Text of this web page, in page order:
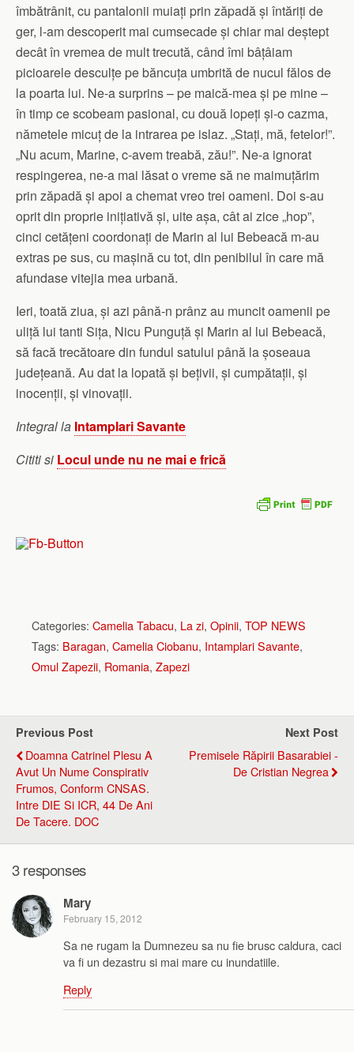
îmbătrânit, cu pantalonii muiați prin zăpadă și întăriți de
ger, l-am descoperit mai cumsecade și chiar mai deștept
decât în vremea de mult trecută, când îmi bâțâiam
picioarele desculțe pe băncuța umbrită de nucul fălos de
la poarta lui. Ne-a surprins – pe maică-mea și pe mine –
în timp ce scobeam pasional, cu două lopeți și-o cazma,
nămetele micuț de la intrarea pe islaz. „Stați, mă, fetelor!”.
„Nu acum, Marine, c-avem treabă, zău!”. Ne-a ignorat
respingerea, ne-a mai lăsat o vreme să ne maimuțărim
prin zăpadă și apoi a chemat vreo trei oameni. Doi s-au
oprit din proprie inițiativă și, uite așa, cât ai zice „hop”,
cinci cetățeni coordonați de Marin al lui Bebeacă m-au
extras pe sus, cu mașină cu tot, din penibilul în care mă
afundase vitejia mea urbană.
Ieri, toată ziua, și azi până-n prânz au muncit oamenii pe
uliță lui tanti Sița, Nicu Punguță și Marin al lui Bebeacă,
să facă trecătoare din fundul satului până la șoseaua
județeană. Au dat la lopată și bețivii, și cumpătații, și
inocenții, și vinovații.
Integral la Intamplari Savante
Cititi si Locul unde nu ne mai e frică
Categories: Camelia Tabacu, La zi, Opinii, TOP NEWS
Tags: Baragan, Camelia Ciobanu, Intamplari Savante,
Omul Zapezii, Romania, Zapezi
Previous Post
Doamna Catrinel Plesu A
Avut Un Nume Conspirativ
Frumos, Conform CNSAS.
Intre DIE Si ICR, 44 De Ani
De Tacere. DOC
Next Post
Premisele Răpirii Basarabiei -
De Cristian Negrea
3 responses
Mary
February 15, 2012
Sa ne rugam la Dumnezeu sa nu fie brusc caldura, caci
va fi un dezastru si mai mare cu inundatiile.
Reply